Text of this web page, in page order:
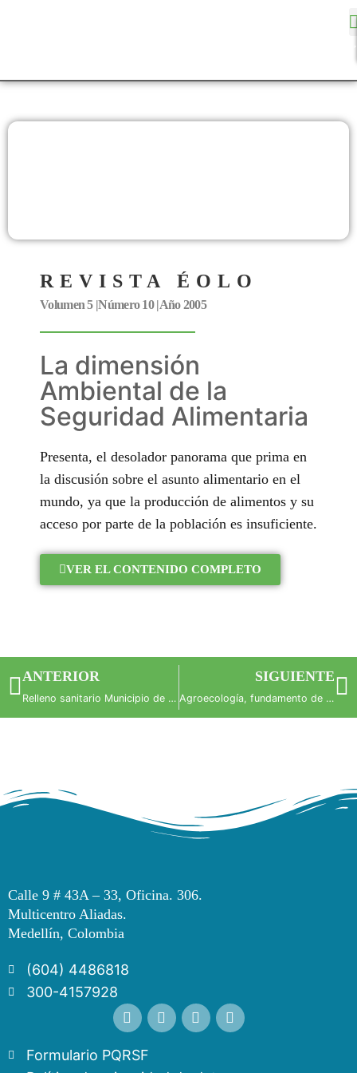
REVISTA ÉOLO
Volumen 5 |Número 10 |Año 2005
La dimensión
Ambiental de la
Seguridad Alimentaria
Presenta, el desolador panorama que prima en
la discusión sobre el asunto alimentario en el
mundo, ya que la producción de alimentos y su
acceso por parte de la población es insuficiente.
VER EL CONTENIDO COMPLETO
ANTERIOR
Relleno sanitario Municipio de Angelópolis
SIGUIENTE
Agroecología, fundamento de la sinergia urbano-rural hacia el desarrollo integral de Antioquia
Calle 9 # 43A – 33, Oficina. 306.
Multicentro Aliadas.
Medellín, Colombia
(604) 4486818
300-4157928
Formulario PQRSF